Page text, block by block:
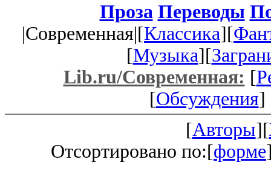
Проза Переводы
|Современная|[Классика][
[Музыка][
Lib.ru/Современная: [
[Обсуждения]
[Авторы][
Отсортировано по:[форме